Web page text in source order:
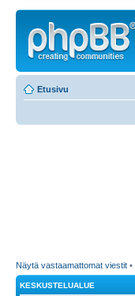
Etusivu
Näytä vastaamattomat viestit •
KESKUSTELUALUE